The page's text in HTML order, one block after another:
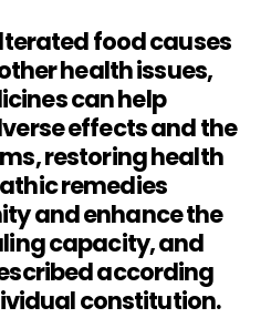
food causes
health issues,
can help
effects and the
restoring health
remedies
and enhance the
capacity, and
according
constitution.